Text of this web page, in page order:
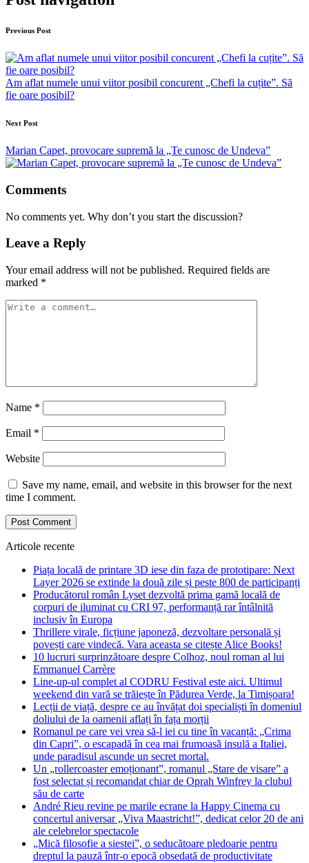
Previous Post
Am aflat numele unui viitor posibil concurent „Chefi la cuțite”. Să
fie oare posibil?
Next Post
Marian Capet, provocare supremă la „Te cunosc de Undeva”
Comments
No comments yet. Why don’t you start the discussion?
Leave a Reply
Your email address will not be published. Required fields are
marked *
Name *
Email *
Website
Save my name, email, and website in this browser for the next
time I comment.
Articole recente
Piața locală de printare 3D iese din faza de prototipare: Next
Layer 2026 se extinde la două zile și peste 800 de participanți
Producătorul român Lyset dezvoltă prima gamă locală de
corpuri de iluminat cu CRI 97, performanță rar întâlnită
inclusiv în Europa
Thrillere virale, ficțiune japoneză, dezvoltare personală și
povești care vindecă. Vara aceasta se citește Alice Books!
10 lucruri surprinzătoare despre Colhoz, noul roman al lui
Emmanuel Carrère
Line-up-ul complet al CODRU Festival este aici. Ultimul
weekend din vară se trăiește în Pădurea Verde, la Timișoara!
Lecții de viață, despre ce au învățat doi specialiști în domeniul
doliului de la oamenii aflați în fața morții
Romanul pe care vei vrea să-l iei cu tine în vacanță: „Crima
din Capri”, o escapadă în cea mai frumoasă insulă a Italiei,
unde paradisul ascunde un secret mortal.
Un „rollercoaster emoționant”, romanul „Stare de visare” a
fost selectat și recomandat chiar de Oprah Winfrey la clubul
său de carte
André Rieu revine pe marile ecrane la Happy Cinema cu
concertul aniversar „Viva Maastricht!”, dedicat celor 20 de ani
ale celebrelor spectacole
„Mică filosofie a siestei”, o seducătoare pledoarie pentru
dreptul la pauză într-o epocă obsedată de productivitate